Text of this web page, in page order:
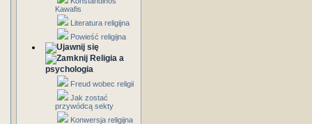
Kawafis
Literatura religijna
Powieść religijna
Religia a
psychologia
Freud wobec religii
Jak zostać
przywódcą sekty
Konwersja religijna